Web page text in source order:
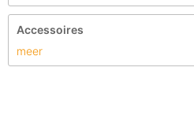
Accessoires
meer